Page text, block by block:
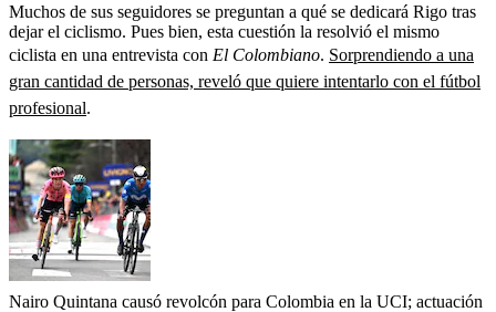
Muchos de sus seguidores se preguntan a qué se dedicará Rigo tras
dejar el ciclismo. Pues bien, esta cuestión la resolvió el mismo
ciclista en una entrevista con El Colombiano. Sorprendiendo a una
gran cantidad de personas, reveló que quiere intentarlo con el fútbol
profesional.
Nairo Quintana causó revolcón para Colombia en la UCI; actuación